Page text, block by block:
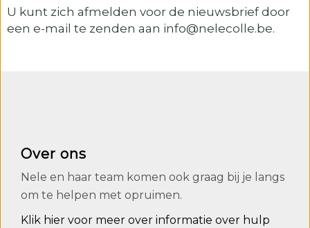
U kunt zich afmelden voor de nieuwsbrief door
een e-mail te zenden aan info@nelecolle.be.
Over ons
Nele en haar team komen ook graag bij je langs
om te helpen met opruimen.
Klik hier voor meer over informatie over hulp